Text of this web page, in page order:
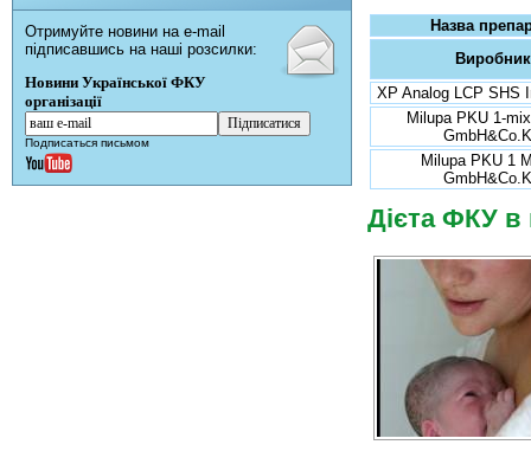
Отримуйте новини на e-mail
підписавшись на наші розсилки:
Новини Української ФКУ
організації
Подписаться письмом
Назва
Виробник
XP Analog LCP SHS
Milupa PKU 1-
Milupa PKU 1
Дієта ФКУ в